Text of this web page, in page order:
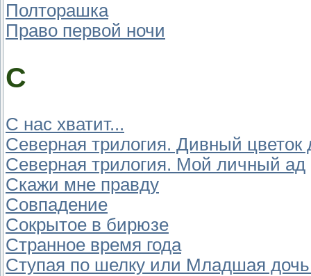
Полторашка
Право первой ночи
С
С нас хватит...
Северная трилогия. Дивный цветок
Северная трилогия. Мой личный ад
Скажи мне правду
Совпадение
Сокрытое в бирюзе
Странное время года
Ступая по шелку или Младшая дочь